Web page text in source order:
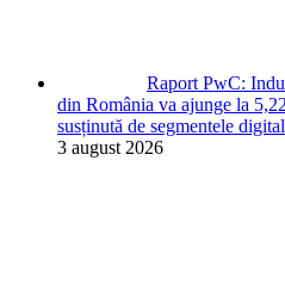
Raport PwC:
din România va ajunge la
susținută de segmentele
3 august 2026